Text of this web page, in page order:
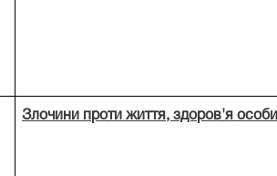
Злочини проти життя, здоров'я особи